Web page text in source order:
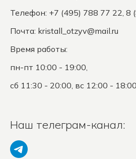
Телефон: +7 (495) 788 77 22, 8
Почта: kristall_otzyv@mail.ru
Время работы:
пн-пт 10:00 - 19:00,
сб 11:30 - 20:00, вс 12:00 - 18:00
Наш телеграм-канал: